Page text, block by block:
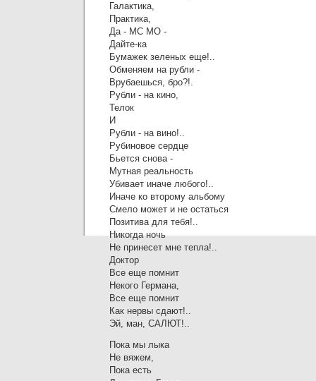
Галактика,
Практика,
Да - МС МО -
Дайте-ка
Бумажек зеленых еще!..
Обменяем на рубли -
Врубаешься, бро?!.
Рубли - на кино,
Телок
И
Рубли - на вино!..
Рубиновое сердце
Бьется снова -
Мутная реальность
Убивает иначе любого!..
Иначе ко второму альбому
Смело может и не остаться
Позитива для тебя!..
Никогда ночь
Не принесет мне тепла!..
Доктор
Все еще помнит
Некого Германа,
Все еще помнит
Как нервы сдают!..
Эй, ман, САЛЮТ!..
Пока мы лыка
Не вяжем,
Пока есть